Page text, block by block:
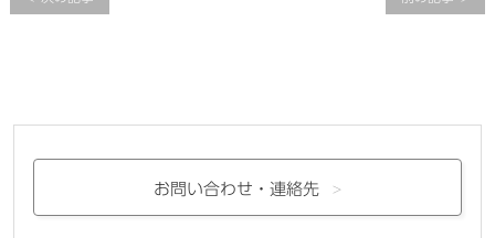
お問い合わせ・ 連絡先